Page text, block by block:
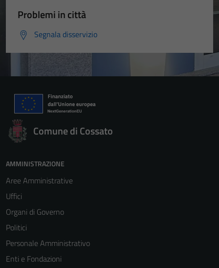
Problemi in città
Segnala disservizio
Comune di Cossato
AMMINISTRAZIONE
Aree Amministrative
Uffici
Organi di Governo
Politici
Personale Amministrativo
Enti e Fondazioni